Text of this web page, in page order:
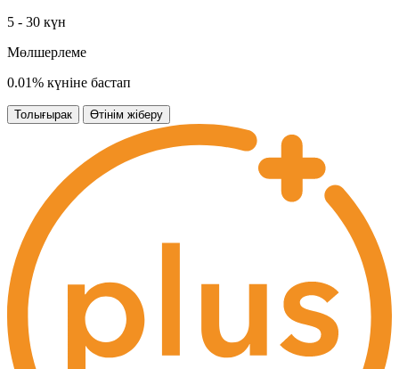
5 - 30 күн
Мөлшерлеме
0.01% күніне бастап
Толығырак Өтінім жіберу